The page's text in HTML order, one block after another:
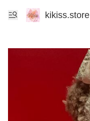
kikiss.store